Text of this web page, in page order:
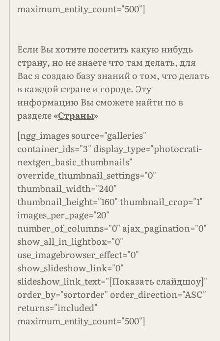
maximum_entity_count="500"]
Если Вы хотите посетить какую нибудь
страну, но не знаете что там делать, для
Вас я создаю базу знаний о том, что делать
в каждой стране и городе. Эту
информацию Вы сможете найти по в
разделе«Страны»
[ngg_images source="galleries"
container_ids="3" display_type="photocrati-
nextgen_basic_thumbnails"
override_thumbnail_settings="0"
thumbnail_width="240"
thumbnail_height="160" thumbnail_crop="1"
images_per_page="20"
number_of_columns="0" ajax_pagination="0"
show_all_in_lightbox="0"
use_imagebrowser_effect="0"
show_slideshow_link="0"
slideshow_link_text="[Показать слайдшоу]"
order_by="sortorder" order_direction="ASC"
returns="included"
maximum_entity_count="500"]